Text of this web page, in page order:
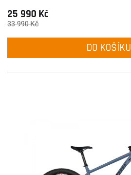
25 990 Kč
33 990 Kč
DO KOŠÍKU